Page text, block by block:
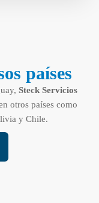
países
Steck Servicios
otros países como
y Chile.